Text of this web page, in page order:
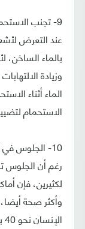
9- تجنب الاستحمام بماء ساخن
عند التعرض
بالماء الساخن،
وزيادة
الماء أثناء
الاستحمام
10- الجلوس في أماكن الظل
رغم أن الجلوس
لكثيرين، فإن
وأكثر صحة
الإنسان نحو 40 بالمئة من الأشعة فوق البنفسجية الضارة.